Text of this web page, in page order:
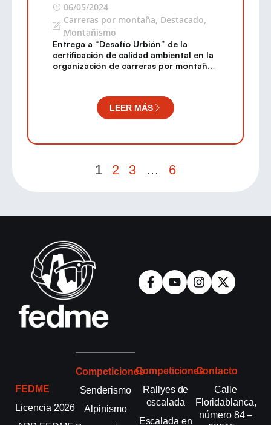
06/05/2024
Carreras por montaña Destacado
Montañismo
Entrega a “Desafío Urbión” de la
certificación de calidad ambiental en la
organización de carreras por montaña
LEER MÁS
1 2 3 … 6
FEDME
Licencia 2026
Competiciones
Senderismo
Alpinismo
Competiciones
Rallyes de
escalada
Escalada en
Contacto
Calle
Floridablanca,
número 84 –